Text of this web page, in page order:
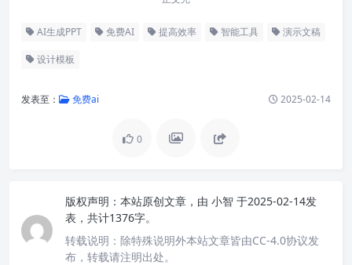
AI生成PPT 免费AI 提高效率 智能工具 演示文稿
设计模板
发表至： 免费ai 2025-02-14
0
版权声明： 本站原创文章，由 小智 于2025-02-14发
表，共计1376字。
转载说明： 除特殊说明外本站文章皆由CC-4.0协议发
布，转载请注明出处。